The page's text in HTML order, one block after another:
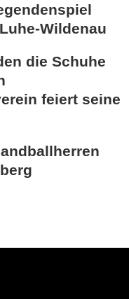
Wildenau
die Schuhe
feiert seine